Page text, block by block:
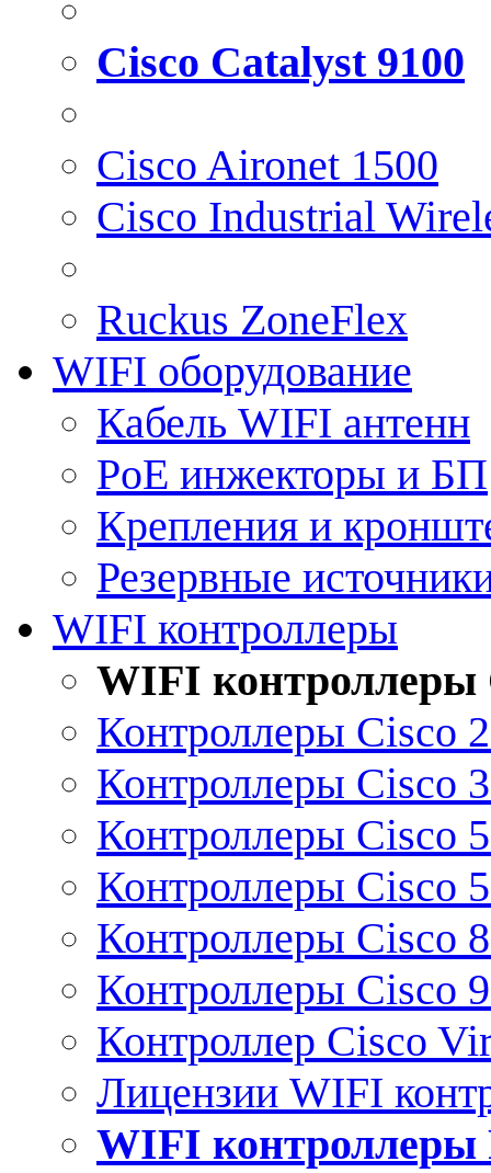
Cisco Catalyst 9100
Cisco Aironet 1500
Cisco Industrial
Ruckus ZoneFlex
WIFI оборудование
Кабель WIFI антенн
PoE инжекторы и БП
Крепления и
Резервные
WIFI контроллеры
WIFI контроллеры
Контроллеры Cisco
Контроллеры Cisco
Контроллеры Cisco
Контроллеры Cisco
Контроллеры Cisco
Контроллеры Cisco
Контроллер Cisco
Лицензии WIFI
WIFI контроллеры